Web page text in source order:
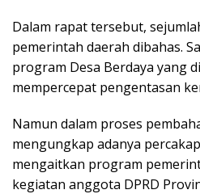
Dalam rapat tersebut,
pemerintah daerah dibahas.
program Desa Berdaya yang
mempercepat pengentasan
Namun dalam proses
mengungkap adanya
mengaitkan program
kegiatan anggota DPRD